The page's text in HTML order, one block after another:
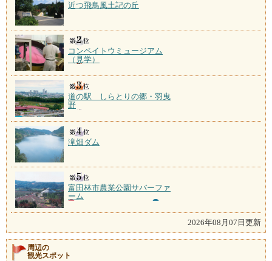
近つ飛鳥風土記の丘
コンペイトウミュージアム
（見学）
道の駅 しらとりの郷・羽曳
野
滝畑ダム
富田林市農業公園サバーファ
ーム
2026年08月07日更新
周辺の
観光スポット